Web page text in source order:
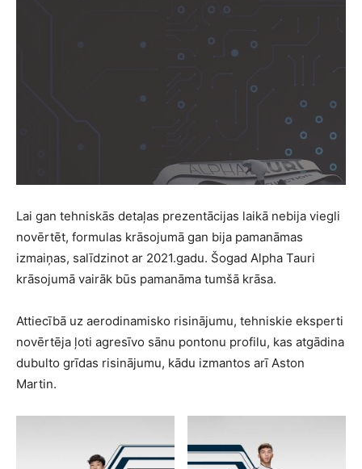
Lai gan tehniskās detaļas prezentācijas laikā nebija viegli
novērtēt, formulas krāsojumā gan bija pamanāmas
izmaiņas, salīdzinot ar 2021.gadu. Šogad Alpha Tauri
krāsojumā vairāk būs pamanāma tumšā krāsa.
Attiecībā uz aerodinamisko risinājumu, tehniskie eksperti
novērtēja ļoti agresīvo sānu pontonu profilu, kas atgādina
dubulto grīdas risinājumu, kādu izmantos arī Aston
Martin.